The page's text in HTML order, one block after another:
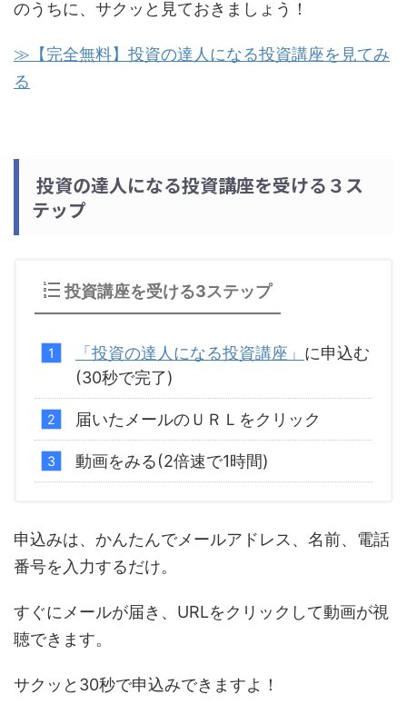
のうちに、サクッと見ておきましょう！
≫【完全無料】投資の達人になる投資講座を見てみ
る
投資の達人になる投資講座を受ける３ス
テップ
投資講座を受ける3ステップ
「投資の達人になる投資講座」 に申込む
(30秒で完了)
届いたメールのＵＲＬをクリック
動画をみる(2倍速で1時間)
申込みは、かんたんでメールアドレス、名前、電話
番号を入力するだけ。
すぐにメールが届き、URLをクリックして動画が視
聴できます。
サクッと30秒で申込みできますよ！